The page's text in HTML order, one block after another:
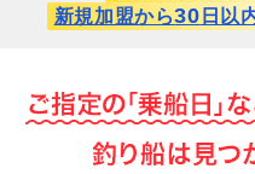
新規加盟から30 日以